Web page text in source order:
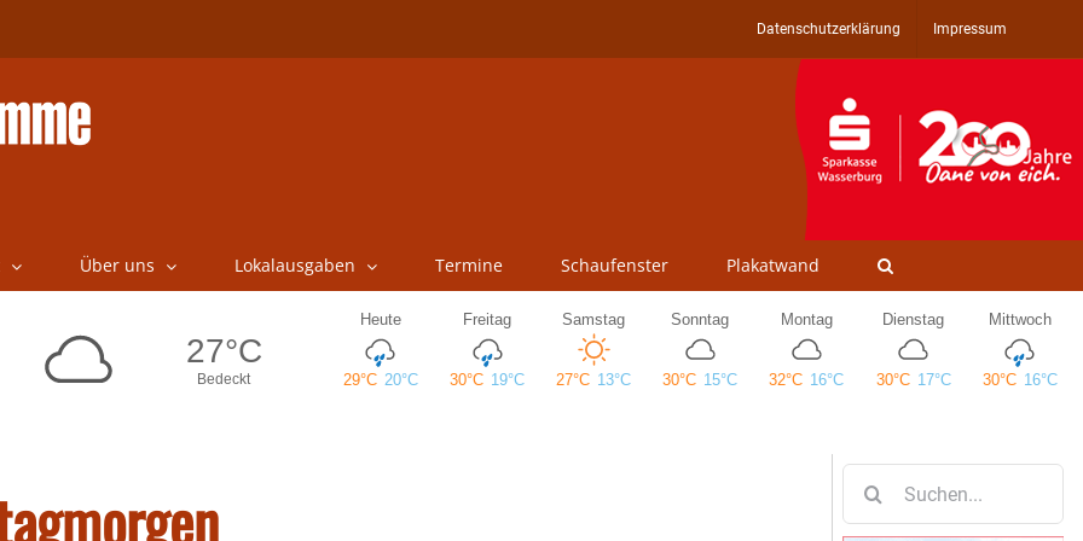
Datenschutzerklärung Impressum
Über uns Lokalausgaben Termine Schaufenster Plakatwand
nach: